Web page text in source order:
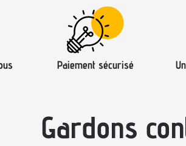
Paiement sécurisé
Gardons